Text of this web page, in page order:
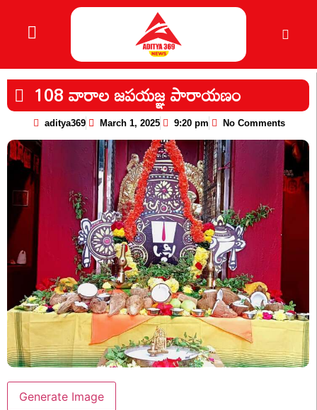
108 వారాల జపయజ్ఞ పారాయణం
aditya369 March 1, 2025 9:20 pm No Comments
Generate Image